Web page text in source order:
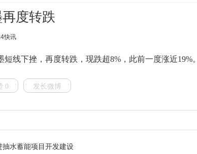
度转跌
快讯
下挫，再度转跌，现跌超8%，此前一度涨近19%。
0 发长微博
抽水蓄能项目开发建设